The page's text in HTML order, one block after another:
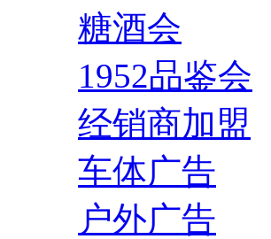
糖酒会
1952品鉴会
经销商加盟
车体广告
户外广告